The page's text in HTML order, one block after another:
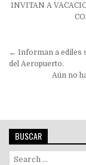
INVITAN A
Navegación
de
entradas
← Informan a ediles
del Aeropuerto.
Aún no
BUSCAR
Search